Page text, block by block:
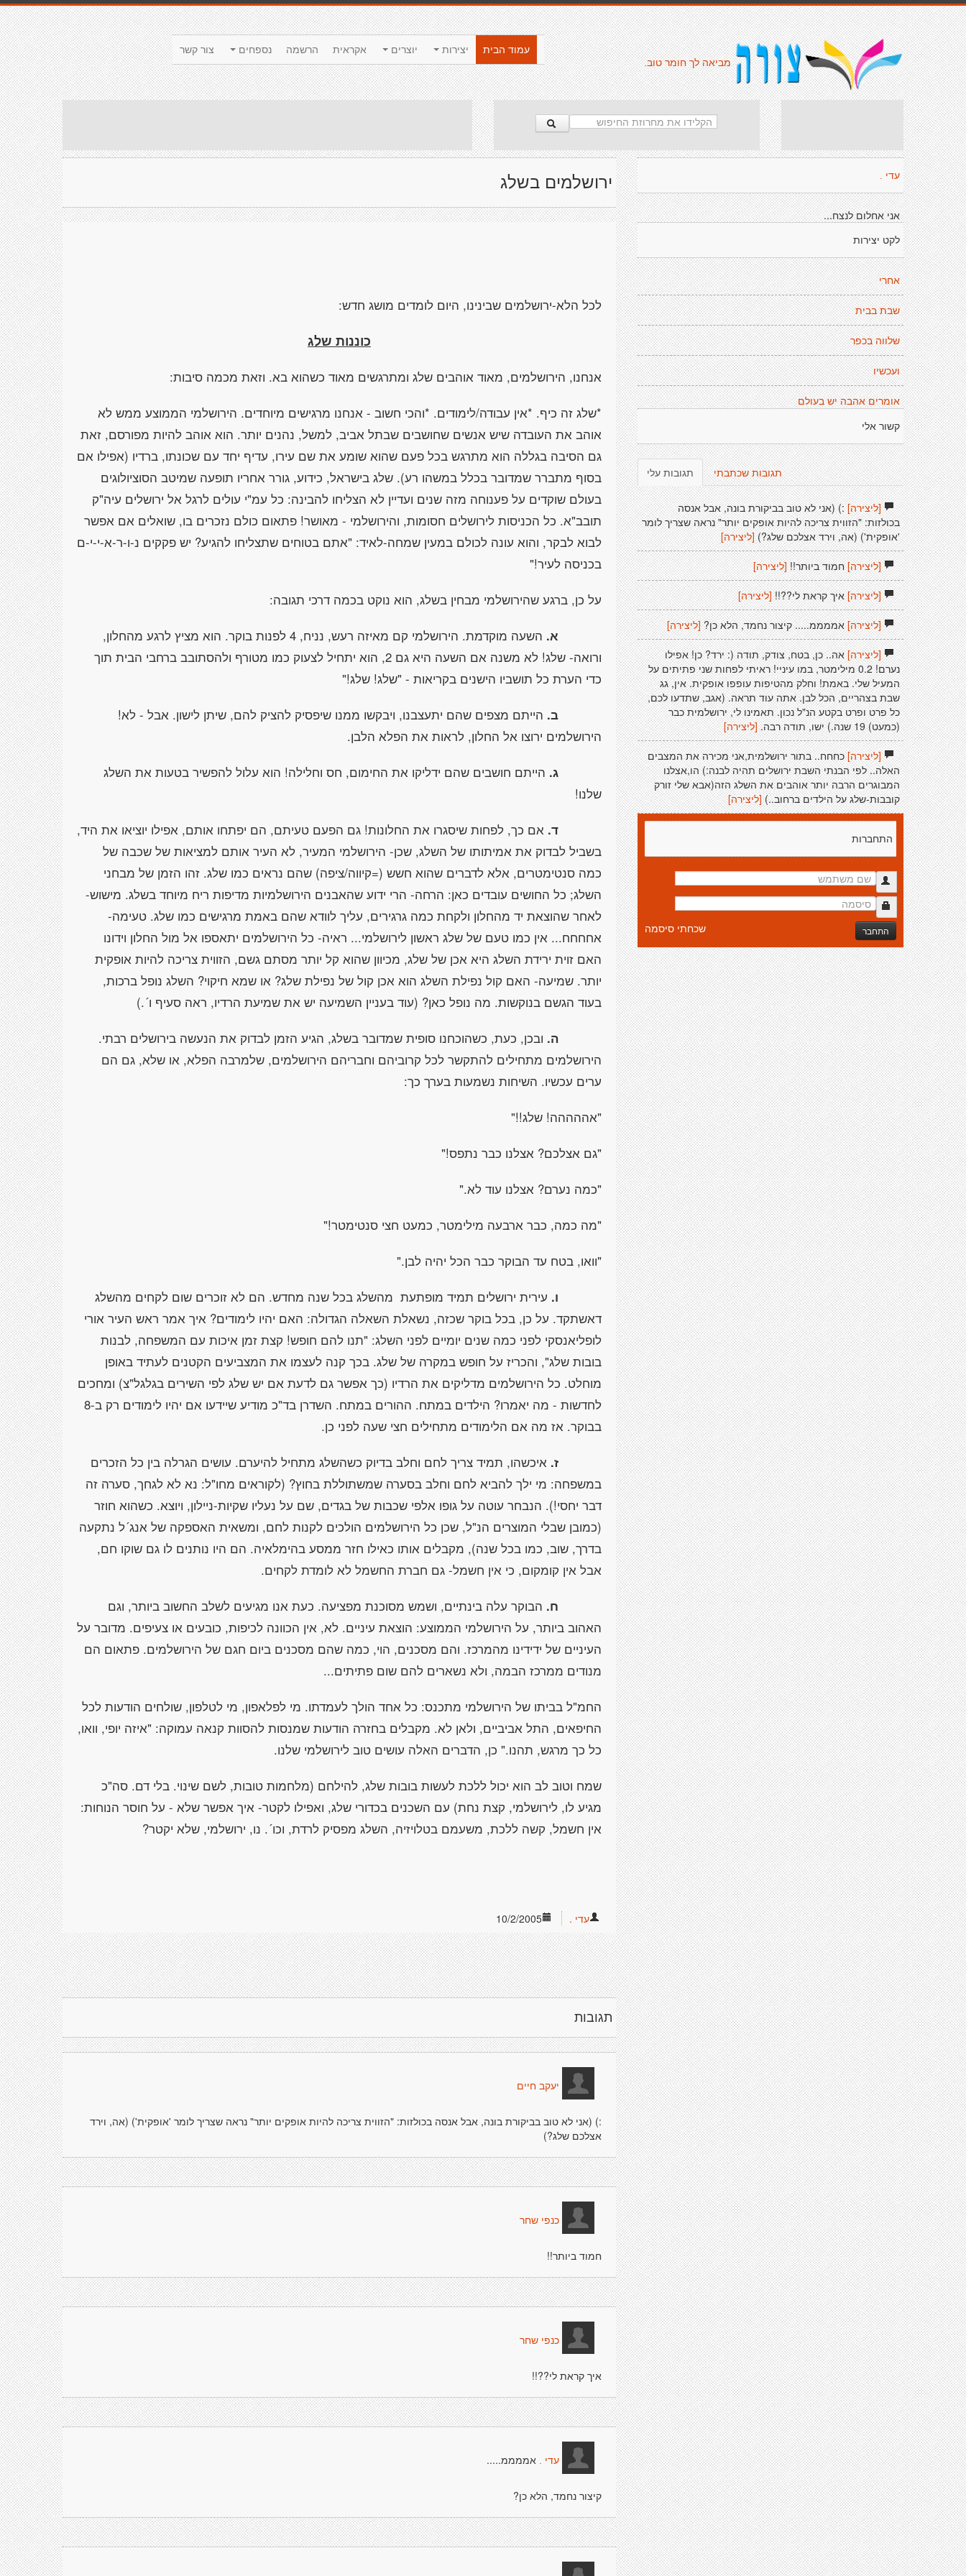
צור קשר נספחים הרשמה אקראית יוצרים יצירות
עמוד הבית
מביאה לך חומר טוב.
ירושלמים בשלג
לכל הלא-ירושלמים שבינינו, היום לומדים מושג חדש:
כוננות שלג
אנחנו, הירושלמים, מאוד אוהבים שלג ומתרגשים מאוד כשהוא בא. וזאת מכמה סיבות:
*שלג זה כיף. *אין עבודה/לימודים. *והכי חשוב - אנחנו מרגישים מיוחדים. הירושלמי הממוצע ממש לא
אוהב את העובדה שיש אנשים שחושבים שבתל אביב, למשל, נהנים יותר. הוא אוהב להיות מפורסם, זאת
גם הסיבה בגללה הוא מתרגש בכל פעם שהוא שומע את שם עירו, עדיף יחד עם שכונתו, ברדיו (אפילו אם
בסוף מתברר שמדובר בכלל במשהו רע). שלג בישראל, כידוע, גורר אחריו תופעה שמיטב הסוציולוגים
בעולם שוקדים על פענוחה מזה שנים ועדיין לא הצליחו להבינה: כל עמ"י עולים לרגל אל ירושלים עיה"ק
תובב"א. כל הכניסות לירושלים חסומות, והירושלמי - מאושר! פתאום כולם נזכרים בו, שואלים אם אפשר
לבוא לבקר, והוא עונה לכולם במעין שמחה-לאיד: "אתם בטוחים שתצליחו להגיע? יש פקקים נ-ו-ר-א-י-י-ם
בכניסה לעיר!"
על כן, ברגע שהירושלמי מבחין בשלג, הוא נוקט בכמה דרכי תגובה:
א.
השעה מוקדמת. הירושלמי קם מאיזה רעש, נניח, 4 לפנות בוקר. הוא מציץ לרגע מהחלון,
ורואה- שלג! לא משנה אם השעה היא גם 2, הוא יתחיל לצעוק כמו מטורף ולהסתובב ברחבי הבית תוך
כדי הערת כל תושביו הישנים בקריאות - "שלג! שלג!"
ב. הייתם מצפים שהם יתעצבנו, ויבקשו ממנו שיפסיק להציק להם, שיתן לישון. אבל - לא!
הירושלמים ירוצו אל החלון, לראות את הפלא הלבן.
ג. הייתם חושבים שהם ידליקו את החימום, חס וחלילה! הוא עלול להפשיר בטעות את השלג
שלנו!
ד. אם כך, לפחות שיסגרו את החלונות! גם הפעם טעיתם, הם יפתחו אותם, אפילו יוציאו את היד,
בשביל לבדוק את אמיתותו של השלג, שכן- הירושלמי המעיר, לא העיר אותם למציאות של שכבה של
כמה סנטימטרים, אלא לדברים שהוא חשש (=קיווה/ציפה) שהם נראים כמו שלג. זהו הזמן של מבחני
השלג; כל החושים עובדים כאן: הרחה- הרי ידוע שהאבנים הירושלמיות מדיפות ריח מיוחד בשלג. מישוש-
לאחר שהוצאת יד מהחלון ולקחת כמה גרגירים, עליך לוודא שהם באמת מרגישים כמו שלג. טעימה-
אחחחח... אין כמו טעם של שלג ראשון לירושלמי... ראיה- כל הירושלמים יתאספו אל מול החלון וידונו
האם זוית ירידת השלג היא אכן של שלג, מכיוון שהוא קל יותר מסתם גשם, הזווית צריכה להיות אופקית
יותר. שמיעה- האם קול נפילת השלג הוא אכן קול של נפילת שלג? או שמא חיקוי? השלג נופל ברכות,
בעוד הגשם בנוקשות. מה נופל כאן? (עוד בעניין השמיעה יש את שמיעת הרדיו, ראה סעיף ו´.)
ה. ובכן, כעת, כשהוכחנו סופית שמדובר בשלג, הגיע הזמן לבדוק את הנעשה בירושלים רבתי.
הירושלמים מתחילים להתקשר לכל קרוביהם וחבריהם הירושלמים, שלמרבה הפלא, או שלא, גם הם
ערים עכשיו. השיחות נשמעות בערך כך:
"אההההה! שלג!!"
"גם אצלכם? אצלנו כבר נתפס!"
"כמה נערם? אצלנו עוד לא."
"מה כמה, כבר ארבעה מילימטר, כמעט חצי סנטימטר!"
"וואו, בטח עד הבוקר כבר הכל יהיה לבן."
ו. עירית ירושלים תמיד מופתעת מהשלג בכל שנה מחדש. הם לא זוכרים שום לקחים מהשלג
דאשתקד. על כן, בכל בוקר שכזה, נשאלת השאלה הגדולה: האם יהיו לימודים? איך אמר ראש העיר אורי
לופליאנסקי לפני כמה שנים יומיים לפני השלג: "תנו להם חופש! קצת זמן איכות עם המשפחה, לבנות
בובות שלג", והכריז על חופש במקרה של שלג. בכך קנה לעצמו את המצביעים הקטנים לעתיד באופן
מוחלט. כל הירושלמים מדליקים את הרדיו (כך אפשר גם לדעת אם יש שלג לפי השירים בגלגל"צ) ומחכים
לחדשות - מה יאמרו? הילדים במתח. ההורים במתח. השדרן בד"כ מודיע שיידעו אם יהיו לימודים רק ב-8
בבוקר. אז מה אם הלימודים מתחילים חצי שעה לפני כן.
ז. איכשהו, תמיד צריך לחם וחלב בדיוק כשהשלג מתחיל להיערם. עושים הגרלה בין כל הזכרים
במשפחה: מי ילך להביא לחם וחלב בסערה שמשתוללת בחוץ? (לקוראים מחו"ל: נא לא לגחך, סערה זה
דבר יחסי!). הנבחר עוטה על גופו אלפי שכבות של בגדים, שם על נעליו שקיות-ניילון, ויוצא. כשהוא חוזר
(כמובן שבלי המוצרים הנ"ל, שכן כל הירושלמים הולכים לקנות לחם, ומשאית האספקה של אנג´ל נתקעה
בדרך, שוב, כמו בכל שנה), מקבלים אותו כאילו חזר ממסע בהימלאיה. הם היו נותנים לו גם שוקו חם,
אבל אין קומקום, כי אין חשמל- גם חברת החשמל לא לומדת לקחים.
ח. הבוקר עלה בינתיים, ושמש מסוכנת מפציעה. כעת אנו מגיעים לשלב החשוב ביותר, וגם
האהוב ביותר, על הירושלמי הממוצע: הוצאת עיניים. לא, אין הכוונה לכיפות, כובעים או צעיפים. מדובר על
העיניים של ידידינו מהמרכז. והם מסכנים, הוי, כמה שהם מסכנים ביום חגם של הירושלמים. פתאום הם
מנודים ממרכז הבמה, ולא נשארים להם שום פתיתים...
החמ"ל בביתו של הירושלמי מתכנס: כל אחד הולך לעמדתו. מי לפלאפון, מי לטלפון, שולחים הודעות לכל
החיפאים, התל אביביים, ולאן לא. מקבלים בחזרה הודעות שמנסות להסוות קנאה עמוקה: "איזה יופי, וואו,
כל כך מרגש, תהנו." כן, הדברים האלה עושים טוב לירושלמי שלנו.
שמח וטוב לב הוא יכול ללכת לעשות בובות שלג, להילחם (מלחמות טובות, לשם שינוי. בלי דם. סה"כ
מגיע לו, לירושלמי, קצת נחת) עם השכנים בכדורי שלג, ואפילו לקטר- איך אפשר שלא - על חוסר הנוחות:
אין חשמל, קשה ללכת, משעמם בטלויזיה, השלג מפסיק לרדת, וכו´. נו, ירושלמי, שלא יקטר?
10/2/2005 עדי .
תגובות
יעקב חיים
:) (אני לא טוב בביקורת בונה, אבל אנסה בכולזות: "הזווית צריכה להיות אופקים יותר" נראה שצריך לומר 'אופקית') (אה, וירד
אצלכם שלג?)
כנפי שחר
חמוד ביותר!!
כנפי שחר
איך קראת לי??!!
עדי . אממממ.....
קיצור נחמד, הלא כן?
עדי .
אני אחלום לנצח...
לקט יצירות
אחרי
שבת בבית
שלווה בכפר
ועכשיו
אומרים אהבה יש בעולם
קשור אלי
תגובות עלי תגובות שכתבתי
[ליצירה]:) (אני לא טוב בביקורת בונה, אבל אנסה
בכולזות: "הזווית צריכה להיות אופקים יותר" נראה שצריך לומר
'אופקית') (אה, וירד אצלכם שלג?) [ליצירה]
[ליצירה]חמוד ביותר!! [ליצירה]
[ליצירה]איך קראת לי??!! [ליצירה]
[ליצירה]אממממ..... קיצור נחמד, הלא כן? [ליצירה]
[ליצירה]אה.. כן, בטח, צודק, תודה (: ירד? כן! אפילו
נערם! 0.2 מילימטר, במו עיניי! ראיתי לפחות שני פתיתים על
המעיל שלי. באמת! וחלק מהטיפות עופפו אופקית. אין, גג
שבת בצהריים, הכל לבן. אתה עוד תראה. (אגב, שתדעו לכם,
כל פרט ופרט בקטע הנ"ל נכון. תאמינו לי, ירושלמית כבר
(כמעט) 19 שנה.) ישו, תודה רבה.
[ליצירה]
[ליצירה]כחחח.. בתור ירושלמית,אני מכירה את המצבים
האלה.. לפי הבנתי השבת ירושלים תהיה לבנה:) הו,אצלנו
המבוגרים הרבה יותר אוהבים את השלג הזה(אבא שלי זורק
קובבות-שלג על הילדים ברחוב..) [ליצירה]
התחברות
התחבר שכחתי סיסמה